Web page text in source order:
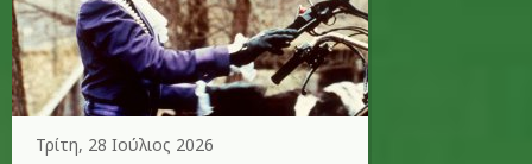
Τρίτη, 28 Ιούλιος 2026